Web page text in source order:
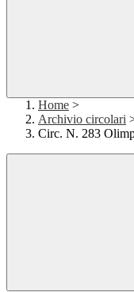
Home >
Archivio circolari
Circ. N. 283